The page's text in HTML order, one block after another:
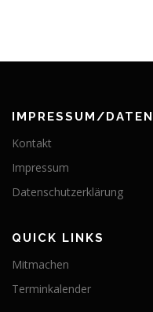
IMPRESSUM/
Kontakt
Impressum
Datenschutzerklärung
QUICK LINKS
Mitmachen
Terminkalender